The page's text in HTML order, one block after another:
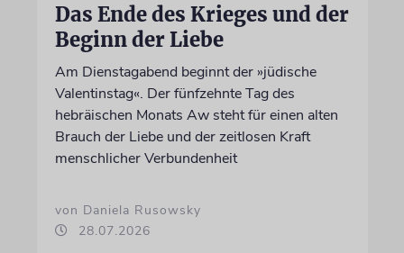
Das Ende des Krieges und der
Beginn der Liebe
Am Dienstagabend beginnt der »jüdische
Valentinstag«. Der fünfzehnte Tag des
hebräischen Monats Aw steht für einen alten
Brauch der Liebe und der zeitlosen Kraft
menschlicher Verbundenheit
von Daniela Rusowsky
28.07.2026